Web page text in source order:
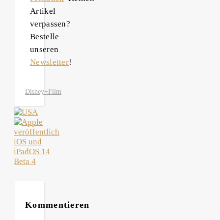
Artikel
verpassen?
Bestelle
unseren
Newsletter!
Disney+Film
Kommentieren